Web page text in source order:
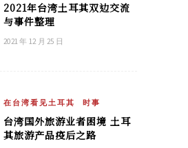
2021年台湾土耳其双边交流
与事件整理
2021 年 12 月 25 日
在台湾看见土耳其 时事
台湾国外旅游业者困境 土耳
其旅游产品疫后之路